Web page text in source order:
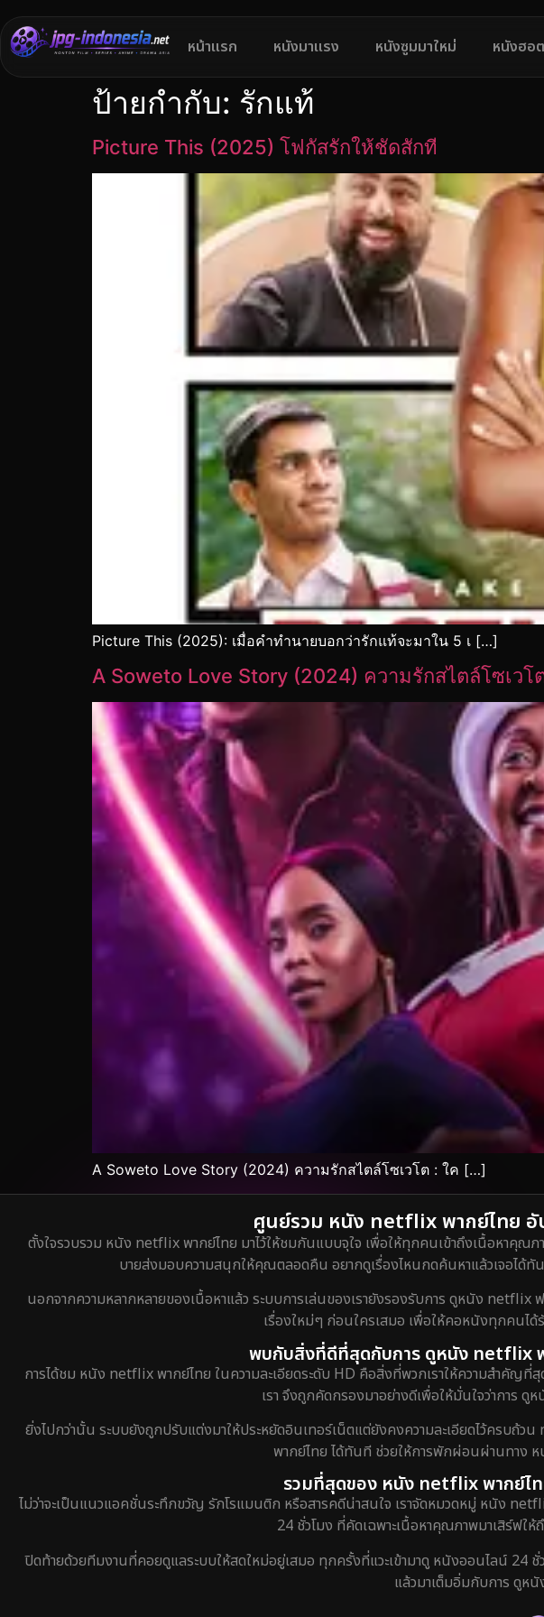
หน้าแรก หนังมาแรง หนังซูมมาใหม่ หนังฮอ
ป้ายกำกับ: รักแท้
Picture This (2025) โฟกัสรักให้ชัดสักที
Picture This (2025): เมื่อคำทำนายบอกว่ารักแท้จะมาใน 5 เ […]
A Soweto Love Story (2024) ความรักสไตล์โซเวโ
A Soweto Love Story (2024) ความรักสไตล์โซเวโต : ใค […]
ศูนย์รวม หนัง netflix พากย์ไทย อั
ตั้งใจรวบรวม หนัง netflix พากย์ไทย มาไว้ให้ชมกันแบบจุใจ เพื่อให้ทุกคนเข้าถึงเนื้อหาคุณ
บายส่งมอบความสนุกให้คุณตลอดคืน อยากดูเรื่องไหนกดค้นหาแล้วเจอไ
นอกจากความหลากหลายของเนื้อหาแล้ว ระบบการเล่นของเรายังรองรับการ ดูหนัง
เรื่องใหม่ๆ ก่อนใครเสมอ เพื่อให้คอหนังทุกคนไ
พบกับสิ่งที่ดีที่สุดกับการ ดูหนัง netflix ฟ
การได้ชม หนัง netflix พากย์ไทย ในความละเอียดระดับ HD คือสิ่งที่พวกเราให้ความสำคัญที่
เรา จึงถูกคัดกรองมาอย่างดีเพื่อให้มั่นใจว่าการ
ยิ่งไปกว่านั้น ระบบยังถูกปรับแต่งมาให้ประหยัดอินเทอร์เน็ตแต่ยังคงความละเอียดไว้ครบถ้
พากย์ไทย ได้ทันที ช่วยให้การพักผ่อนผ่านทาง
รวมที่สุดของ หนัง netflix พากย์ไ
ไม่ว่าจะเป็นแนวแอคชั่นระทึกขวัญ รักโรแมนติก หรือสารคดีน่าสนใจ เราจัดหมวดหมู่ หนัง
24 ชั่วโมง ที่คัดเฉพาะเนื้อหาคุณภาพมาเสิร์ฟ
ปิดท้ายด้วยทีมงานที่คอยดูแลระบบให้สดใหม่อยู่เสมอ ทุกครั้งที่แวะเข้ามาดู หนังออนไลน์
แล้วมาเต็มอิ่มกับการ ดูห